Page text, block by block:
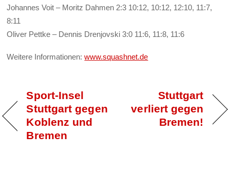
Johannes Voit – Moritz Dahmen 2:3 10:12, 10:12, 12:10, 11:7,
8:11
Oliver Pettke – Dennis Drenjovski 3:0 11:6, 11:8, 11:6
Weitere Informationen:www.squashnet.de
Sport-Insel
Stuttgart gegen
Koblenz und
Bremen
Stuttgart
verliert gegen
Bremen!